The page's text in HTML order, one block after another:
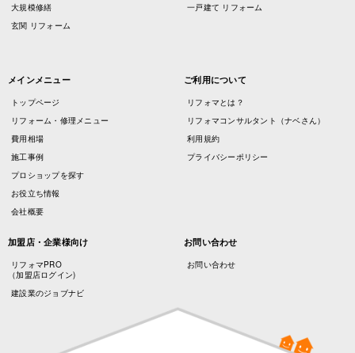
大規模修繕
玄関 リフォーム
一戸建て リフォーム
メインメニュー
トップページ
リフォーム・修理メニュー
費用相場
施工事例
プロショップを探す
お役立ち情報
会社概要
ご利用について
リフォマとは？
リフォマコンサルタント（ナベさん）
利用規約
プライバシーポリシー
加盟店・企業様向け
リフォマPRO
（加盟店ログイン)
建設業のジョブナビ
お問い合わせ
お問い合わせ